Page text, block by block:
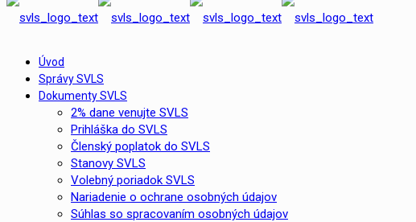
Úvod
Správy SVLS
Dokumenty SVLS
2% dane venujte SVLS
Prihláška do SVLS
Členský poplatok do SVLS
Stanovy SVLS
Volebný poriadok SVLS
Nariadenie o ochrane osobných údajov
Súhlas so spracovaním osobných údajov